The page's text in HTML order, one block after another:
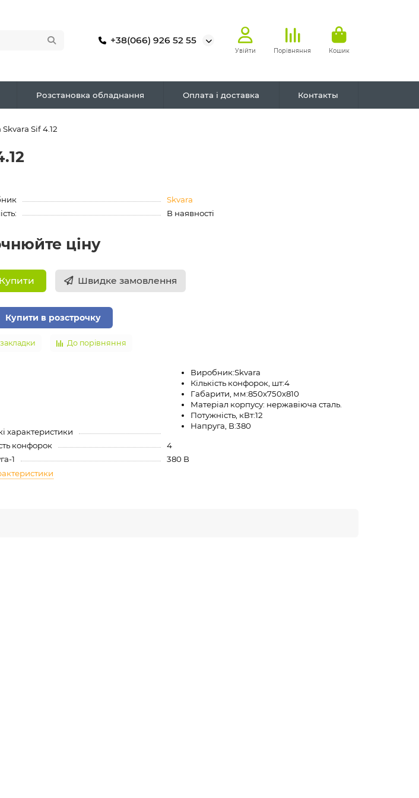
+38(066) 926 52 55
Увійти Порівняння Кошик
Розстановка обладнання Оплата і доставка Контакты
Sif 4.12
Skvara
В наявності
ціну
Купити Швидке замовлення
Купити в розстрочку
До порівняння
характеристики
Виробник:Skvara
Кількість конфорок, шт:4
Габарити, мм:850x750x810
Матеріал корпусу: нержавіюча сталь.
Потужність, кВт:12
Напруга, В:380
конфорок
4
1
380 В